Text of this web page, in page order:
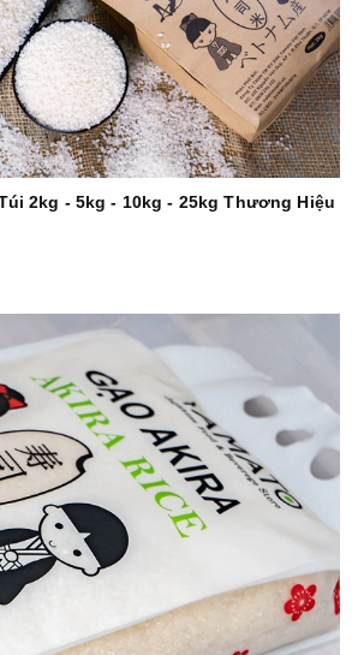
2kg - 5kg - 10kg - 25kg Thương Hiệu